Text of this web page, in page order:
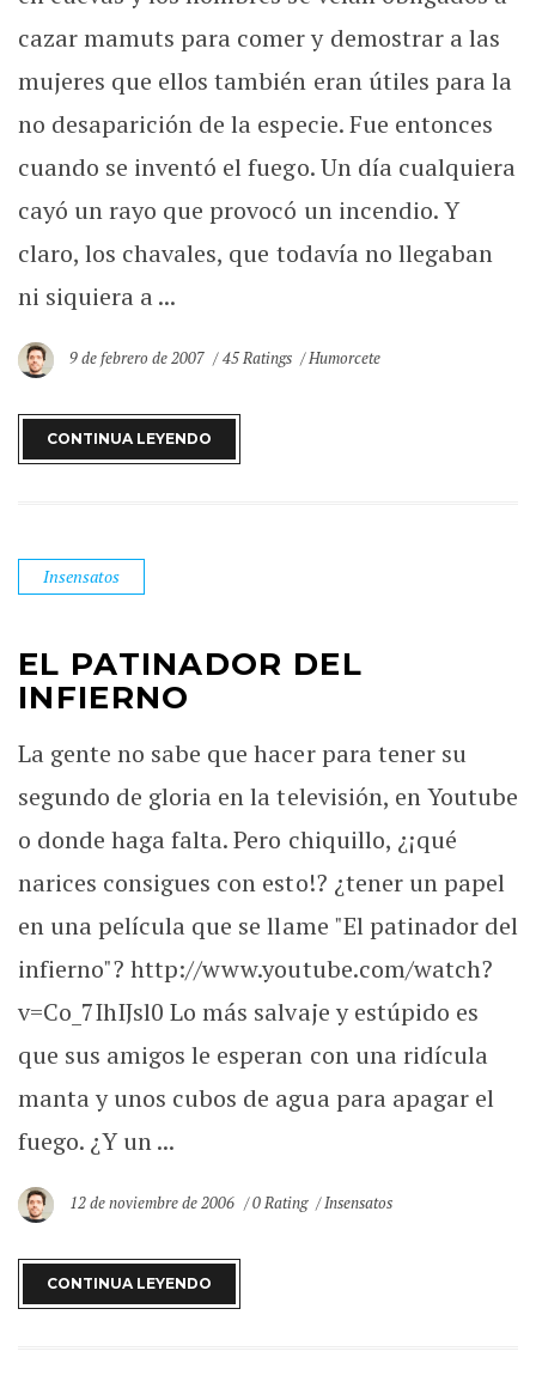
cazar mamuts para comer y demostrar a las
mujeres que ellos también eran útiles para la
no desaparición de la especie. Fue entonces
cuando se inventó el fuego. Un día cualquiera
cayó un rayo que provocó un incendio. Y
claro, los chavales, que todavía no llegaban
ni siquiera a ...
9 de febrero de 2007 45 Ratings Humorcete
CONTINUA LEYENDO
Insensatos
EL PATINADOR DEL
INFIERNO
La gente no sabe que hacer para tener su
segundo de gloria en la televisión, en Youtube
o donde haga falta. Pero chiquillo, ¿¡qué
narices consigues con esto!? ¿tener un papel
en una película que se llame "El patinador del
infierno"? http://www.youtube.com/watch?
v=Co_7IhIJsl0 Lo más salvaje y estúpido es
que sus amigos le esperan con una ridícula
manta y unos cubos de agua para apagar el
fuego. ¿Y un ...
12 de noviembre de 2006 0 Rating Insensatos
CONTINUA LEYENDO